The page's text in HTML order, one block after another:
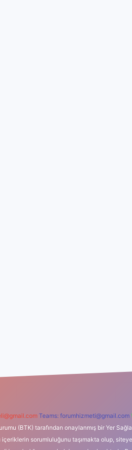
Teams: forumhizmeti@gmail.com
(BTK) tarafından onaylanmış bir Yer
sorumluluğunu taşımakta olup,